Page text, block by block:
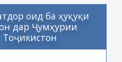
оид ба ҳуқуқи
дар Ҷумҳурии
Тоҷикистон